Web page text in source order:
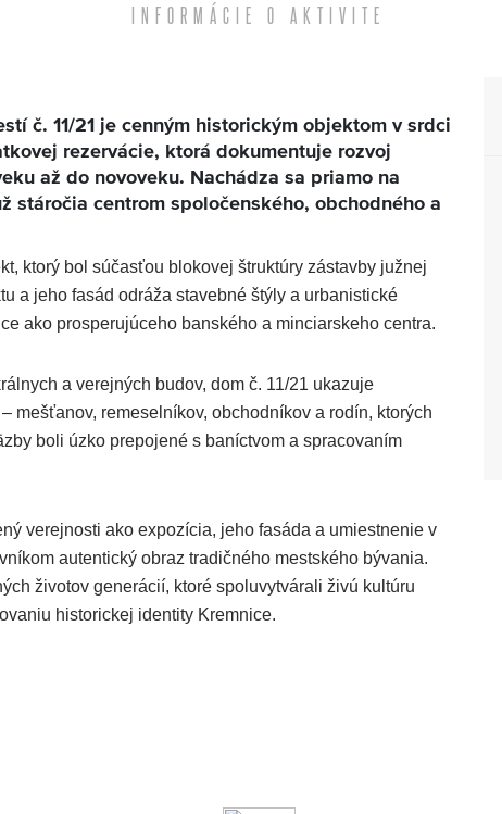
INFORMÁCIE O AKTIVITE
č. 11/21 je cenným historickým objektom v srdci
rezervácie, ktorá dokumentuje rozvoj
až do novoveku. Nachádza sa priamo na
stáročia centrom spoločenského, obchodného a
ktorý bol súčasťou blokovej štruktúry zástavby južnej
a jeho fasád odráža stavebné štýly a urbanistické
ako prosperujúceho banského a minciarskeho centra.
a verejných budov, dom č. 11/21 ukazuje
mešťanov, remeselníkov, obchodníkov a rodín, ktorých
boli úzko prepojené s baníctvom a spracovaním
verejnosti ako expozícia, jeho fasáda a umiestnenie v
autentický obraz tradičného mestského bývania.
životov generácií, ktoré spoluvytvárali živú kultúru
historickej identity Kremnice.